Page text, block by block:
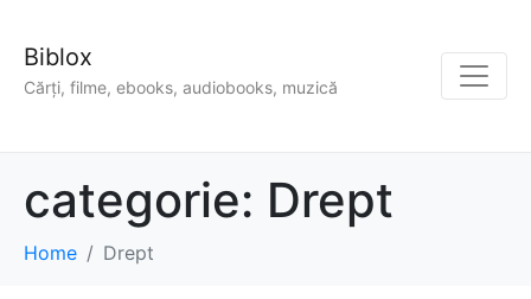
Biblox
Cărți, filme, ebooks, audiobooks, muzică
categorie: Drept
Home Drept